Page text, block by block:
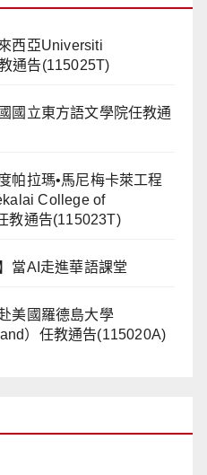
西亞Universiti
通告(115025T)
國立東方語文學院任教通
帕拉瑪•馬尼梅卡萊工程
College of
教通告(115023T)
當AI走進華語課堂
美國羅德島大學
）任教通告(115020A)